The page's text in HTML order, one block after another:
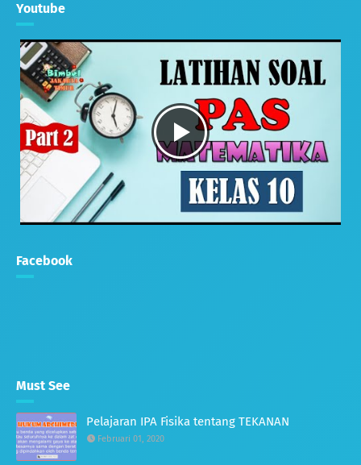
Youtube
Facebook
Must See
Pelajaran IPA Fisika tentang TEKANAN
Februari 01, 2020